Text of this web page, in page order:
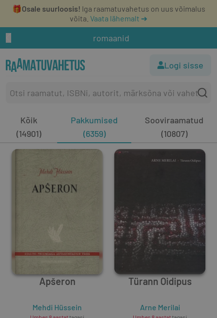
🎁Osale suurloosis! Iga raamatuvahetus on uus võimalus
võita. Vaata lähemalt ➔
romaanid
Logi sisse
Kõik
(14901)
Pakkumised
(6359)
Sooviraamatud
(10807)
Apšeron
Mehdi Hüssein
Türann Oidipus
Arne Merilai